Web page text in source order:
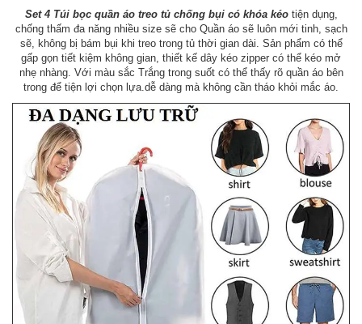
Set 4 Túi bọc quần áo treo tủ chống bụi có khóa kéotiện dụng,
chống thấm đa năng nhiều size sẽ cho Quần áo sẽ luôn mới tinh, sạch
sẽ, không bị bám bụi khi treo trong tủ thời gian dài. Sản phẩm có thể
gấp gọn tiết kiệm không gian, thiết kế dây kéo zipper có thể kéo mở
nhẹ nhàng. Với màu sắc Trắng trong suốt có thể thấy rõ quần áo bên
trong để tiện lợi chọn lựa.dễ dàng mà không cần tháo khỏi mắc áo.